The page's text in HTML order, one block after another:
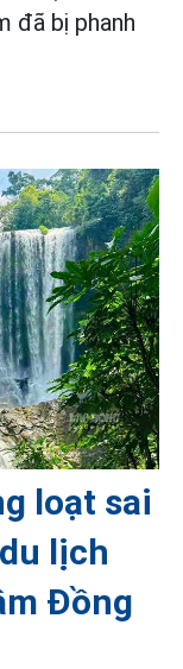
đã bị phanh
loạt sai
lịch
Đồng